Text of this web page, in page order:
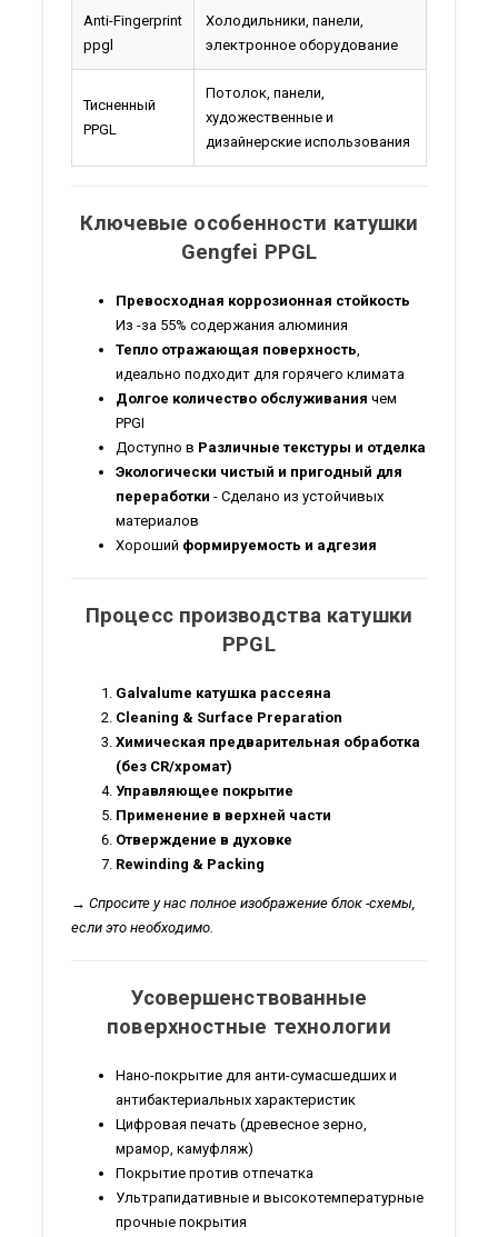
Anti-Fingerprint
ppgl
Холодильники, панели,
электронное оборудование
Тисненный
PPGL
Потолок, панели,
художественные и
дизайнерские использования
Ключевые особенности катушки
Gengfei PPGL
Превосходная коррозионная стойкость
Из -за 55% содержания алюминия
Тепло отражающая поверхность,
идеально подходит для горячего климата
Долгое количество обслуживания чем
PPGI
Доступно в Различные текстуры и отделка
Экологически чистый и пригодный для
переработки - Сделано из устойчивых
материалов
Хороший формируемость и адгезия
Процесс производства катушки
PPGL
Galvalume катушка рассеяна
Cleaning & Surface Preparation
Химическая предварительная обработка
(без CR/хромат)
Управляющее покрытие
Применение в верхней части
Отверждение в духовке
Rewinding & Packing
→ Спросите у нас полное изображение блок -схемы,
если это необходимо.
Усовершенствованные
поверхностные технологии
Нано-покрытие для анти-сумасшедших и
антибактериальных характеристик
Цифровая печать (древесное зерно,
мрамор, камуфляж)
Покрытие против отпечатка
Ультрапидативные и высокотемпературные
прочные покрытия